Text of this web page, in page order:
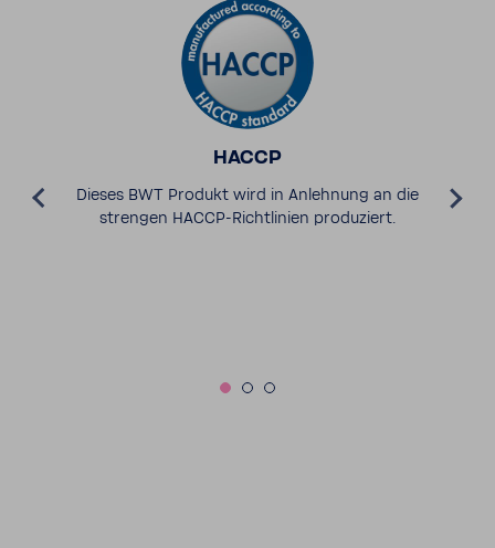
HACCP
Dieses BWT Produkt wird in Anleh­nung an die
strengen HACCP-​Richtlinien produ­ziert.